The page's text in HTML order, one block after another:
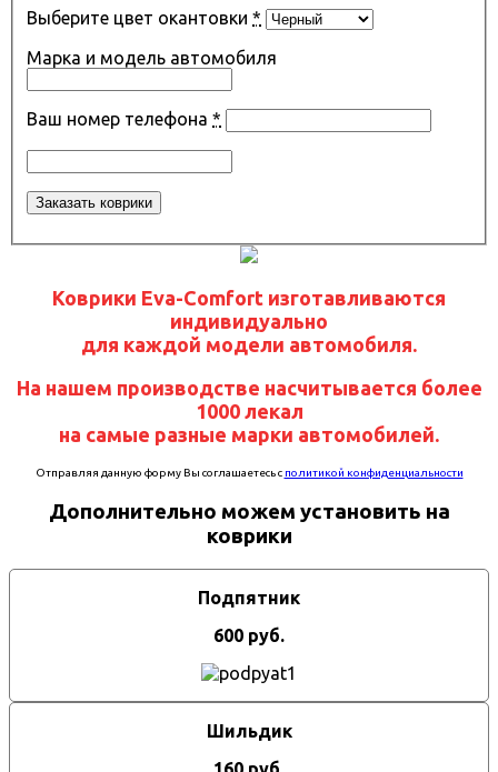
Выберите цвет окантовки *
Марка и модель автомобиля
Ваш номер телефона *
Коврики Eva-Comfort изготавливаются
индивидуально
для каждой модели автомобиля.
На нашем производстве насчитывается более
1000 лекал
на самые разные марки автомобилей.
Отправляя данную форму Вы соглашаетесь с политикой конфиденциальности
Дополнительно можем установить на
коврики
Подпятник
600 руб.
Шильдик